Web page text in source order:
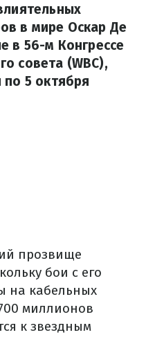
в мире Оскар Де
в 56-м Конгрессе
совета (WBC),
по 5 октября
прозвище
бои с его
на кабельных
миллионов
к звездным